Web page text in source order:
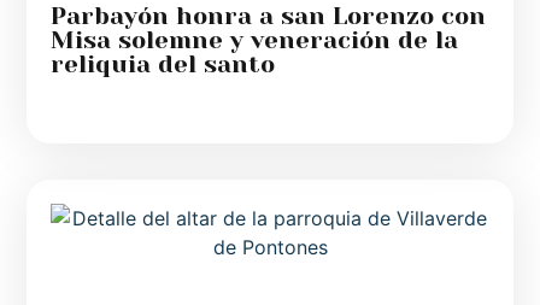
Parbayón honra a san Lorenzo con
Misa solemne y veneración de la
reliquia del santo